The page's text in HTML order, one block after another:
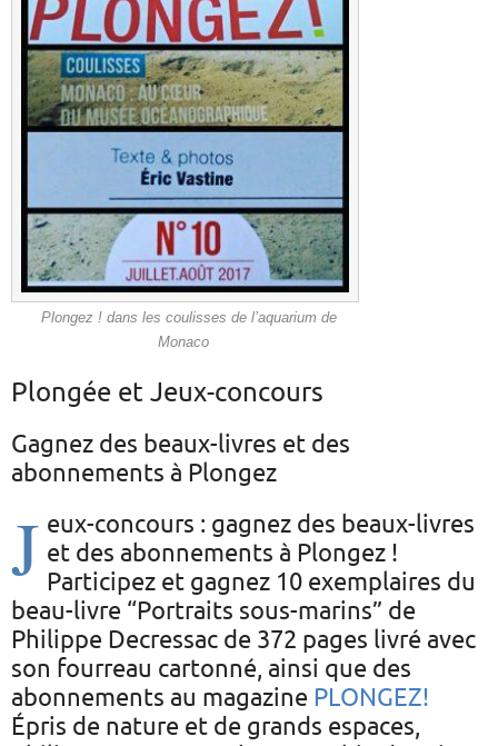
Plongez ! dans les coulisses de l’aquarium de
Monaco
Plongée et Jeux-concours
Gagnez des beaux-livres et des
abonnements à Plongez
J eux-concours : gagnez des beaux-livres
et des abonnements à Plongez !
Participez et gagnez 10 exemplaires du
beau-livre “Portraits sous-marins” de
Philippe Decressac de 372 pages livré avec
son fourreau cartonné, ainsi que des
abonnements au magazine PLONGEZ!
Épris de nature et de grands espaces,